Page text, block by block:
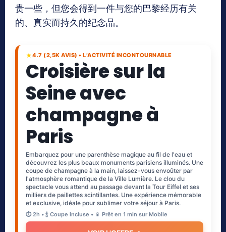
贵一些，但您会得到一件与您的巴黎经历有关
的、真实而持久的纪念品。
★4.7 (2,5K AVIS) • L’ACTIVITÉ INCONTOURNABLE
Croisière sur la
Seine avec
champagne à
Paris
Embarquez pour une parenthèse magique au fil de l'eau et
découvrez les plus beaux monuments parisiens illuminés. Une
coupe de champagne à la main, laissez-vous envoûter par
l'atmosphère romantique de la Ville Lumière. Le clou du
spectacle vous attend au passage devant la Tour Eiffel et ses
milliers de paillettes scintillantes. Une expérience mémorable
et exclusive, idéale pour sublimer votre séjour à Paris.
⏱️ 2h • 🍾 Coupe incluse • 📱 Prêt en 1 min sur Mobile